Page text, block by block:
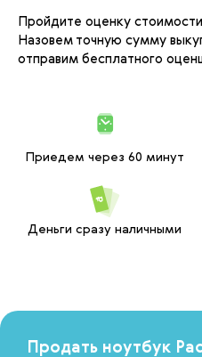
Пройдите оценку
Назовем точную сумму
отправим бесплатного
Приедем через 60 минут
Деньги сразу наличными
Продать ноутбук